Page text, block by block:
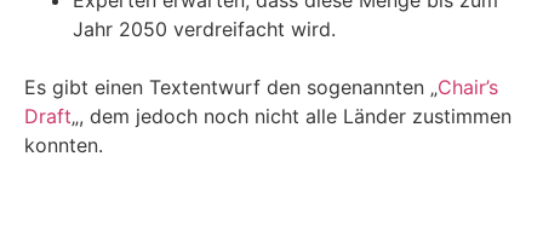
Jahr 2050 verdreifacht wird.
Es gibt einen Textentwurf den sogenannten „Chair’s
Draft„, dem jedoch noch nicht alle Länder zustimmen
konnten.